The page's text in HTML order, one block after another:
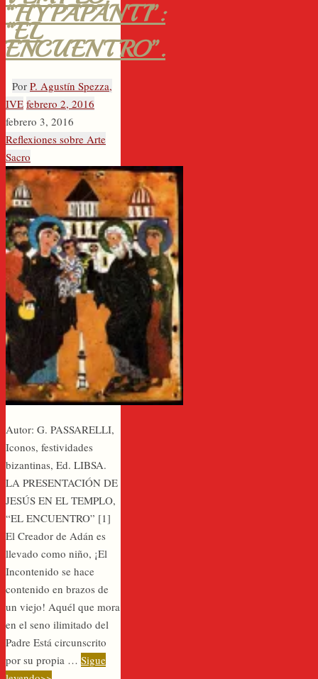
“HYPAPANTI”:
“EL
ENCUENTRO”.
Por P. Agustín Spezza,
IVE febrero 2, 2016
febrero 3, 2016
Reflexiones sobre Arte
Sacro
Autor: G. PASSARELLI,
Iconos, festividades
bizantinas, Ed. LIBSA.
LA PRESENTACIÓN DE
JESÚS EN EL TEMPLO,
“EL ENCUENTRO” [1]
El Creador de Adán es
llevado como niño, ¡El
Incontenido se hace
contenido en brazos de
un viejo! Aquél que mora
en el seno ilimitado del
Padre Está circunscrito
por su propia … Sigue